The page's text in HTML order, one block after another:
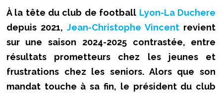
À la tête du club de football Lyon-La Duchere
depuis 2021, Jean-Christophe Vincent revient
sur une saison 2024-2025 contrastée, entre
résultats prometteurs chez les jeunes et
frustrations chez les seniors. Alors que son
mandat touche à sa fin, le président du club